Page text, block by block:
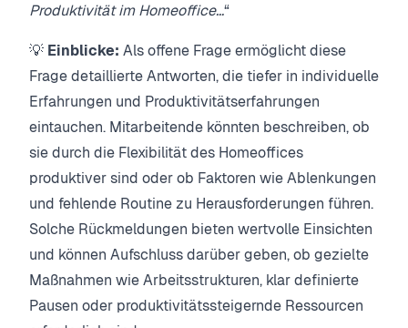
Produktivität im Homeoffice…“
💡 Einblicke: Als offene Frage ermöglicht diese
Frage detaillierte Antworten, die tiefer in individuelle
Erfahrungen und Produktivitätserfahrungen
eintauchen. Mitarbeitende könnten beschreiben, ob
sie durch die Flexibilität des Homeoffices
produktiver sind oder ob Faktoren wie Ablenkungen
und fehlende Routine zu Herausforderungen führen.
Solche Rückmeldungen bieten wertvolle Einsichten
und können Aufschluss darüber geben, ob gezielte
Maßnahmen wie Arbeitsstrukturen, klar definierte
Pausen oder produktivitätssteigernde Ressourcen